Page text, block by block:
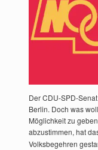
Der CDU-SPD-
Berlin. Doch was
Möglichkeit zu
abzustimmen, hat
Volksbegehren